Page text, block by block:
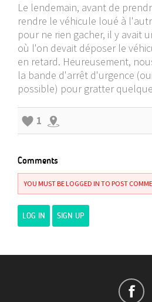
Le lendemain, avant de
rendre le véhicule loué à
pour ne rien gacher, il y avait
où l'on devait déposer le
en retard. Heureusement,
la bande d'arrêt d'urgence
possible) pour gratter
1
Comments
YOU MUST BE LOGGED IN TO POST
LOG IN SIGN UP